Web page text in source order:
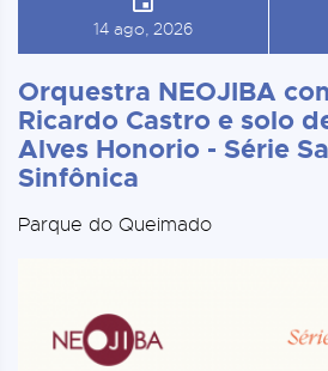
14 ago, 2026
Orquestra NEOJIBA
Ricardo Castro e solo
Alves Honorio - Série
Sinfônica
Parque do Queimado